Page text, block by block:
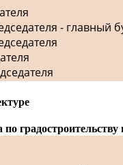
- главный
градостроительству